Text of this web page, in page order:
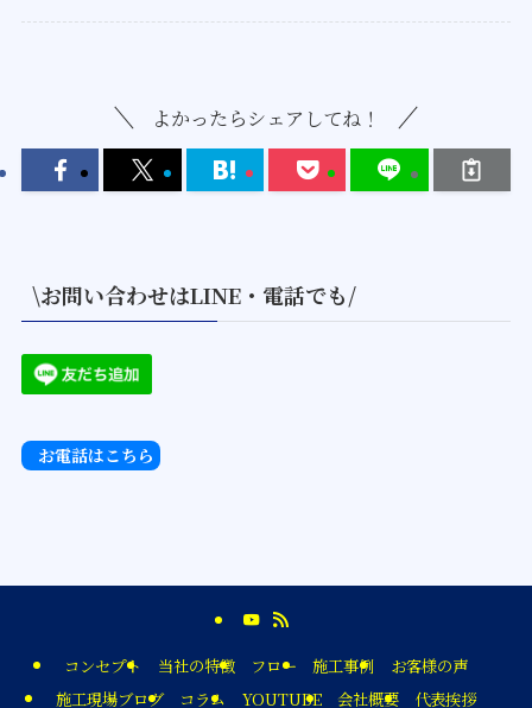
よかったらシェアしてね！
\お問い合わせはLINE・電話でも/
お電話はこちら
コンセプト 当社の特徴 フロー 施工事例
お客様の声
施工現場ブログ
コラム YOUTUBE 会社概要 代表挨拶